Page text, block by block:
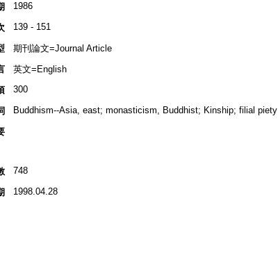
1986
139 - 151
期刊論文=Journal Article
英文=English
300
Buddhism--Asia, east; monasticism, Buddhist; Kinship; filial piety
748
1998.04.28